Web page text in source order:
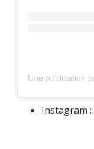
Instagram :